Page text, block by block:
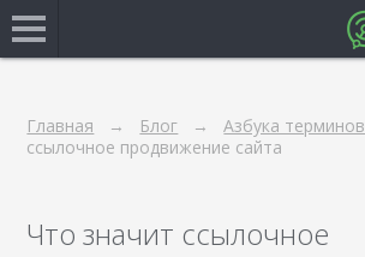
Главная Блог Азбука терминов
ссылочное продвижение сайта
Что значит ссылочное